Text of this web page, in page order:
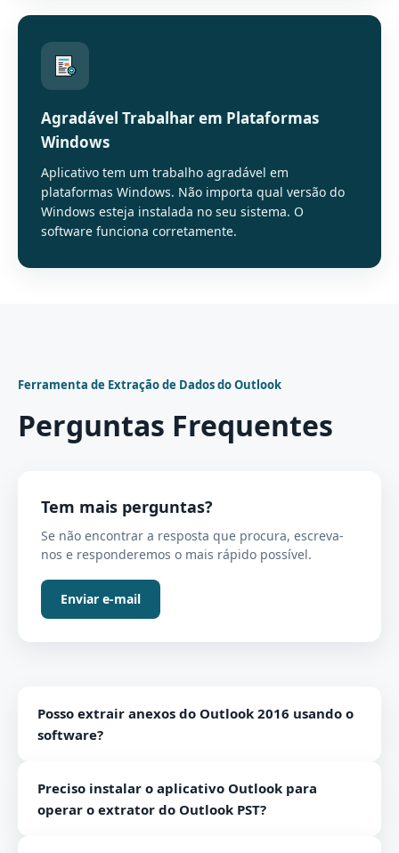
Agradável Trabalhar em Plataformas
Windows
Aplicativo tem um trabalho agradável em
plataformas Windows. Não importa qual versão do
Windows esteja instalada no seu sistema. O
software funciona corretamente.
Ferramenta de Extração de Dados do Outlook
Perguntas Frequentes
Tem mais perguntas?
Se não encontrar a resposta que procura, escreva-
nos e responderemos o mais rápido possível.
Enviar e-mail
Posso extrair anexos do Outlook 2016 usando o
software?
software.
Preciso instalar o aplicativo Outlook para
operar o extrator do Outlook PST?